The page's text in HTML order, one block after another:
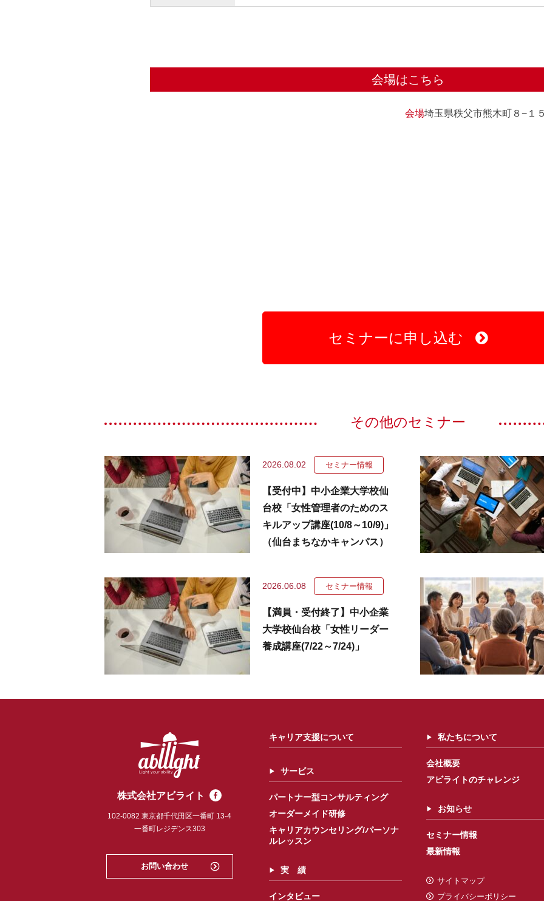
会場はこちら
会場埼玉県秩父市熊木町８−１
セミナーに申し込む
その他のセミナー
2026.08.02 セミナー情報
【受付中】中小企業大学校仙
台校「女性管理者のためのス
キルアップ講座(10/8～10/9)」
（仙台まちなかキャンパス）
2026.06.08 セミナー情報
【満員・受付終了】中小企業
大学校仙台校「女性リーダー
養成講座(7/22～7/24)」
株式会社アビライト
102-0082東京都千代田区一番町 13-4
一番町レジデンス303
お問い合わせ
キャリア支援について
サービス
パートナー型コンサルティング
オーダーメイド研修
キャリアカウンセリング/パーソナ
ルレッスン
実 績
インタビュー
私たちについて
会社概要
アビライトのチャレンジ
お知らせ
セミナー情報
最新情報
サイトマップ
プライバシーポリシー